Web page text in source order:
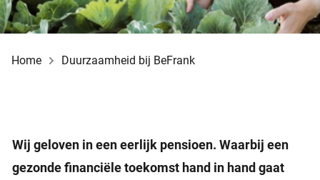
Home Duurzaamheid bij BeFrank
Wij geloven in een eerlijk pensioen. Waarbij een
gezonde financiële toekomst hand in hand gaat